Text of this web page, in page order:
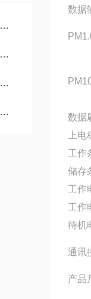
数据
数据
上
工作
储存
工作
工作
待机
通讯
产品